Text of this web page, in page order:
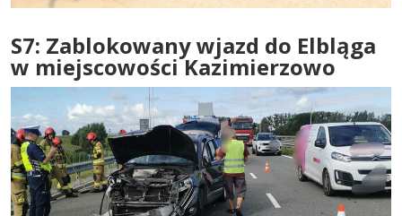
S7: Zablokowany wjazd do Elbląga
w miejscowości Kazimierzowo